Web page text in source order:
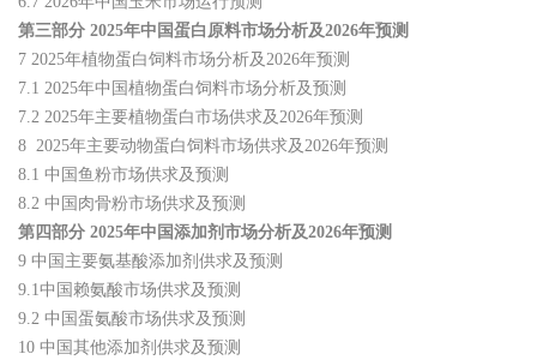
第三部分 2025年中国蛋白原料市场分析及2026年预测
7 2025年植物蛋白饲料市场分析及2026年预测
7.1 2025年中国植物蛋白饲料市场分析及预测
7.2 2025年主要植物蛋白市场供求及2026年预测
8 2025年主要动物蛋白饲料市场供求及2026年预测
8.1 中国鱼粉市场供求及预测
8.2 中国肉骨粉市场供求及预测
第四部分 2025年中国添加剂市场分析及2026年预测
9 中国主要氨基酸添加剂供求及预测
9.1中国赖氨酸市场供求及预测
9.2 中国蛋氨酸市场供求及预测
10 中国其他添加剂供求及预测